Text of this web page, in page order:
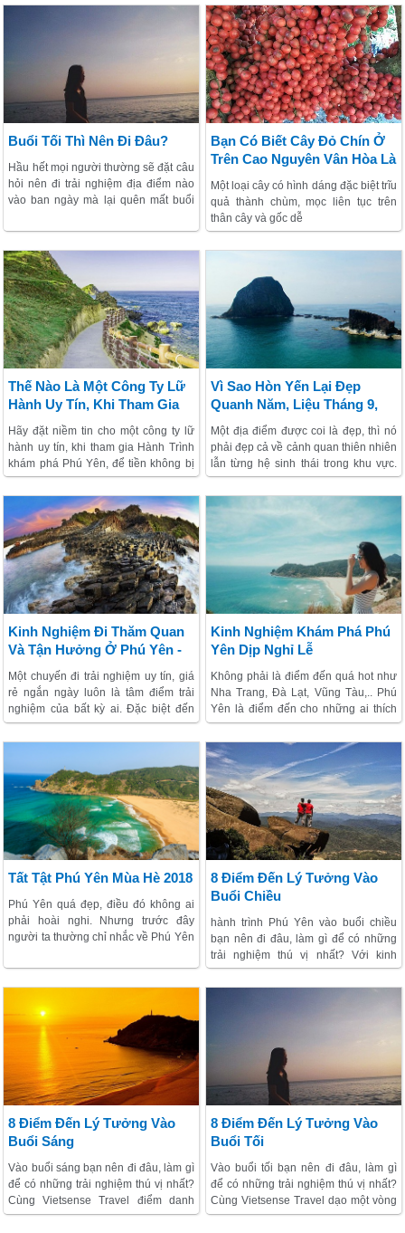
đêm Siêu Tiết Kiệm mà vẫn cực Chill
sức cho bạn vi vu, săn lùng khắp
chốn, khắp nẻo để khám phá một
khoảng trời.
Buổi Tối Thì Nên Đi Đâu?
Hầu hết mọi người thường sẽ đặt câu
hỏi nên đi trải nghiệm địa điểm nào
vào ban ngày mà lại quên mất buổi
độc đáo. Cùng với VietSense khám
phá 8 địa danh cực kỳ đẹp nhé!
Bạn Có Biết Cây Đỏ Chín Ở
Trên Cao Nguyên Vân Hòa Là
Cây Gì Không
Một loại cây có hình dáng đặc biệt trĩu
quả thành chùm, mọc liên tục trên
thân cây và gốc dễ
Thế Nào Là Một Công Ty Lữ
Hành Uy Tín, Khi Tham Gia
Hành Trình Khám Phá Phú
Yên, 2018.
Hãy đặt niềm tin cho một công ty lữ
hành uy tín, khi tham gia Hành Trình
khám phá Phú Yên, để tiền không bị
mất, tật không phải mang.
Vì Sao Hòn Yến Lại Đẹp
Quanh Năm, Liệu Tháng 9,
2018 Này Có Phải Là Thời
Điểm Thích Hợp Để Tới
Thăm.
Một địa điểm được coi là đẹp, thì nó
phải đẹp cả về cảnh quan thiên nhiên
lẫn từng hệ sinh thái trong khu vực.
Chưa kể, đẹp hay không nó còn phụ
thuộc vào con mắt cảm nhận của
từng người.
Kinh Nghiệm Đi Thăm Quan
Và Tận Hưởng Ở Phú Yên -
Một chuyến đi trải nghiệm uy tín, giá
rẻ ngắn ngày luôn là tâm điểm trải
nghiệm của bất kỳ ai. Đặc biệt đến
thăm Phú Yên, thì lộ trình tới đó cũng
phải đạt được những tiêu chí “Đẹp -
nhiều kiến thức về vẻ đẹp nơi đây”.
Kinh Nghiệm Khám Phá Phú
Yên Dịp Nghỉ Lễ
Không phải là điểm đến quá hot như
Nha Trang, Đà Lạt, Vũng Tàu,.. Phú
Yên là điểm đến cho những ai thích
sự an nhiên, và phong cảnh bình dị.
Cả nhà chỉ cần chuẩn bị hành trang
và 1 chiếc máy ảnh "hịn" ròi lập team
cùng khám phá nhé! Phú Yên đã
từng xuất hiện trong bộ phim Tôi thấy
hoa vàng trên cỏ xanh rất yên bình và
xanh mát
Tất Tật Phú Yên Mùa Hè 2018
Phú Yên quá đẹp, điều đó không ai
phải hoài nghi. Nhưng trước đây
người ta thường chỉ nhắc về Phú Yên
xuất hiện trong “Tôi thấy hoa vàng
trên cỏ xanh”, với những thước phim
chuyện giàu cảm xúc đưa lối, người
ta mới nghẹn ngào nhận ra là mình
đã bỏ lỡ những gì ở nơi này. Những
cánh đồng bát ngát, những vạt đồi
xanh rì, những con đường làng đẹp
như một bức tranh.
8 Điểm Đến Lý Tưởng Vào
Buổi Chiều
hành trình Phú Yên vào buổi chiều
bạn nên đi đâu, làm gì để có những
trải nghiệm thú vị nhất? Với kinh
nghiệm thực tế qua nhiều chuyến đi
và đoàn đi, Vietsense Travel sẽ gợi ý
điểm đến vừa tiết kiệm thời gian và
8 Điểm Đến Lý Tưởng Vào
Buổi Sáng
Vào buổi sáng bạn nên đi đâu, làm gì
để có những trải nghiệm thú vị nhất?
Cùng Vietsense Travel điểm danh
những địa điểm được coi là lý tưởng
8 Điểm Đến Lý Tưởng Vào
Buổi Tối
Vào buổi tối bạn nên đi đâu, làm gì
để có những trải nghiệm thú vị nhất?
Cùng Vietsense Travel dạo một vòng
8 trải nghiệm ấn tượng trên đất Phú